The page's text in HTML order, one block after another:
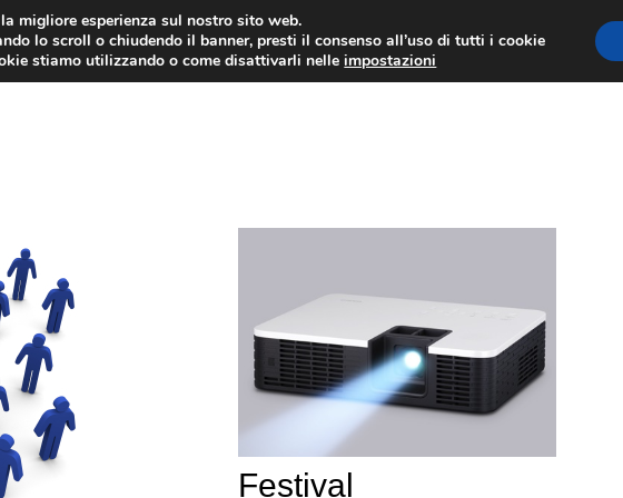
TUTORIAL WORDPRESS INSPIRATION CONCORSI
Festival
migliore esperienza sul nostro sito web.
lo scroll o chiudendo il banner, presti il consenso all’uso di tutti i cookie
stiamo utilizzando o come disattivarli nelleimpostazioni